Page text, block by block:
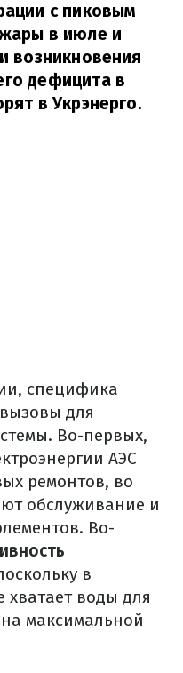
с пиковым
в июле и
возникновения
дефицита в
в Укрэнерго.
специфика
для
Во-первых,
АЭС
ремонтов, во
обслуживание и
Во-
в
воды для
максимальной